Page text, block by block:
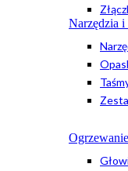
Narzędzia i